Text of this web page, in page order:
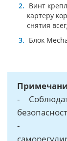
Винт
картеру
снятия
Блок
-
-